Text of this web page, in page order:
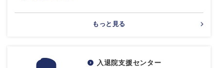
もっと見る
入退院支援センター